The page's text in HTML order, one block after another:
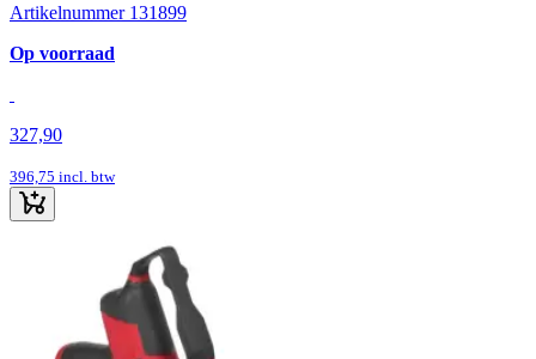
Artikelnummer 131899
Op voorraad
327,90
396,75 incl. btw